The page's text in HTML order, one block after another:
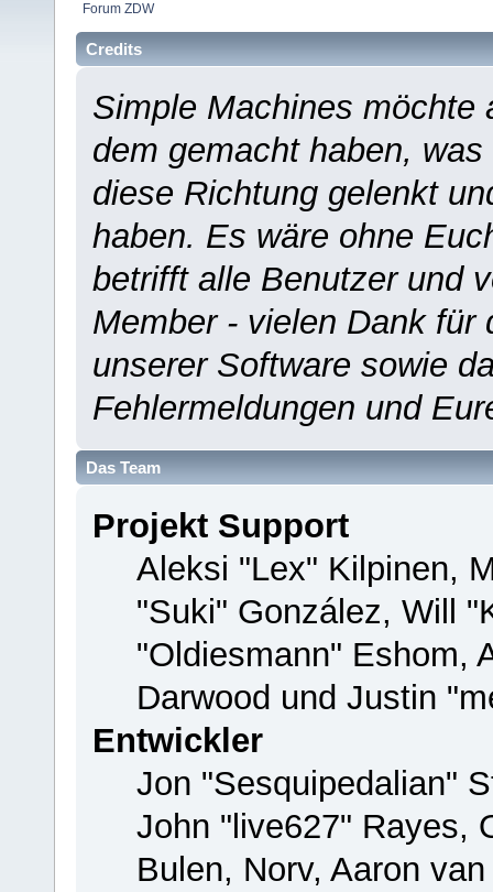
Forum ZDW
Credits
Simple Machines möchte
dem gemacht haben,
diese Richtung gelenkt
haben. Es wäre ohne
betrifft alle Benutzer und
Member - vielen Dank für
unserer Software sowie
Fehlermeldungen und
Das Team
Projekt Support
Aleksi "Lex" Kilpinen,
"Suki" González, Will
"Oldiesmann" Eshom,
Darwood und Justin
Entwickler
Jon "Sesquipedalian"
John "live627" Rayes,
Bulen, Norv, Aaron